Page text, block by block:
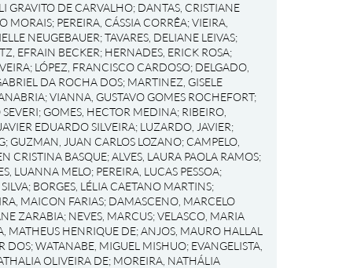
GRAVITO DE CARVALHO; DANTAS, CRISTIANE
MORAIS; PEREIRA, CÁSSIA CORRÊA;VIEIRA,
NEUGEBAUER;TAVARES, DELIANE LEIVAS;
EFRAIN BECKER; HERNADES, ERICK ROSA;
; LÓPEZ, FRANCISCO CARDOSO; DELGADO,
DA ROCHA DOS; MARTINEZ, GISELE
;VIANNA, GUSTAVO GOMES ROCHEFORT;
; GOMES, HECTOR MEDINA; RIBEIRO,
EDUARDO SILVEIRA; LUZARDO, JAVIER;
; GUZMAN, JUAN CARLOS LOZANO; CAMPELO,
CRISTINA BASQUE;ALVES, LAURA PAOLA RAMOS;
LUANNA MELO; PEREIRA, LUCAS PESSOA;
; BORGES, LÉLIA CAETANO MARTINS;
MAICON FARIAS; DAMASCENO, MARCELO
ZARABIA; NEVES, MARCUS;VELASCO, MARIA
MATHEUS HENRIQUE DE;ANJOS, MAURO HALLAL
DOS;WATANABE, MIGUEL MISHUO; EVANGELISTA,
OLIVEIRA DE; MOREIRA, NATHÁLIA